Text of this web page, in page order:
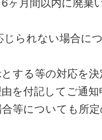
ヶ月間以内に廃棄
られない場合に
する等の対応を
を付記してご通
等についても所